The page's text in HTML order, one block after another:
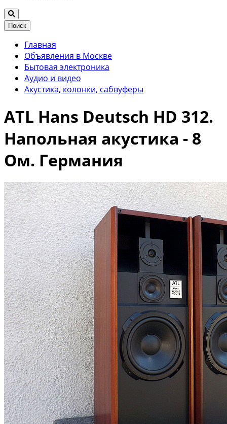
Поиск
Главная
Объявления в Москве
Бытовая электроника
Аудио и видео
Акустика, колонки, сабвуферы
ATL Hans Deutsch HD 312.
Напольная акустика - 8
Ом. Германия